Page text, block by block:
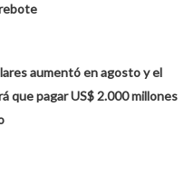
aumentó en agosto y el
que pagar US$ 2.000 millones